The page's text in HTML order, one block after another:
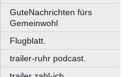
GuteNachrichten fürs
Gemeinwohl
Flugblatt.
trailer-ruhr podcast.